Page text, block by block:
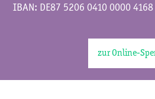
IBAN: DE87 5206 0410 0000 4168
zur Online-